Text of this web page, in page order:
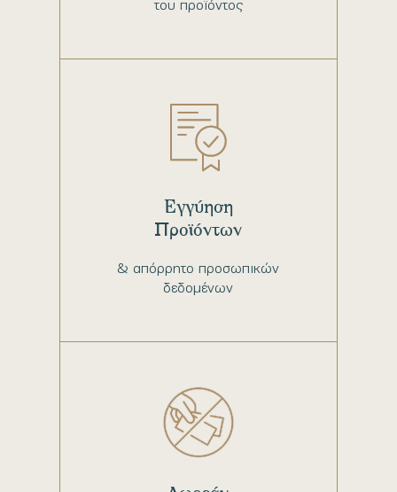
του προϊόντος
& απόρρητο προσωπικών
δεδομένων
Εγγύηση
Προϊόντων